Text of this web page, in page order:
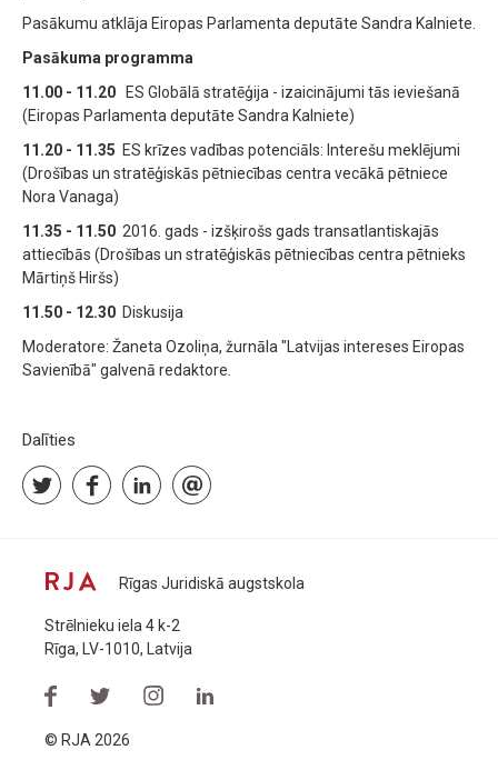
Pasākumu atklāja Eiropas Parlamenta deputāte Sandra Kalniete.
Pasākuma programma
11.00 - 11.20
ES Globālā stratēģija - izaicinājumi tās ieviešanā
(Eiropas Parlamenta deputāte Sandra Kalniete)
11.20 - 11.35 ES krīzes vadības potenciāls: Interešu meklējumi
(Drošības un stratēģiskās pētniecības centra vecākā pētniece
Nora Vanaga)
11.35 - 11.50 2016. gads - izšķirošs gads transatlantiskajās
attiecībās (Drošības un stratēģiskās pētniecības centra pētnieks
Mārtiņš Hiršs)
11.50 - 12.30 Diskusija
Moderatore: Žaneta Ozoliņa, žurnāla "Latvijas intereses Eiropas
Savienībā" galvenā redaktore.
Dalīties
Rīgas Juridiskā augstskola
Strēlnieku iela 4 k-2
Rīga, LV-1010, Latvija
© RJA 2026